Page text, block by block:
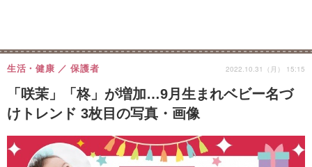
「咲茉」「柊」が増加…9月生まれベビー名づ
けトレンド 3枚目の写真・画像
生活・健康 保護者 2022.10.31（月） 15:15